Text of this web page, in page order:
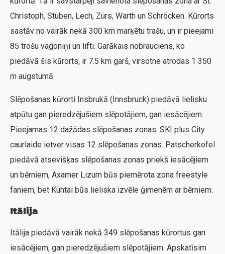
Christoph, Stuben, Lech, Zürs, Warth un Schröcken. Kūrorts
sastāv no vairāk nekā 300 km marķētu trašu, un ir pieejami
85 trošu vagoniņi un lifti. Garākais nobrauciens, ko
piedāvā šis kūrorts, ir 7.5 km garš, virsotne atrodas 1 350
m augstumā.
Slēpošanas kūrorti Insbrukā (Innsbruck) piedāvā lielisku
atpūtu gan pieredzējušiem slēpotājiem, gan iesācējiem.
Pieejamas 12 dažādas slēpošanas zonas. SKI plus City
caurlaide ietver visas 12 slēpošanas zonas. Patscherkofel
piedāvā atsevišķas slēpošanas zonas priekš iesācējiem
un bērniem, Axamer Lizum būs piemērota zona freestyle
faniem, bet Kühtai būs lieliska izvēle ģimenēm ar bērniem.
Itālija
Itālija piedāvā vairāk nekā 349 slēpošanas kūrortus gan
iesācējiem, gan pieredzējušiem slēpotājiem. Apskatīsim